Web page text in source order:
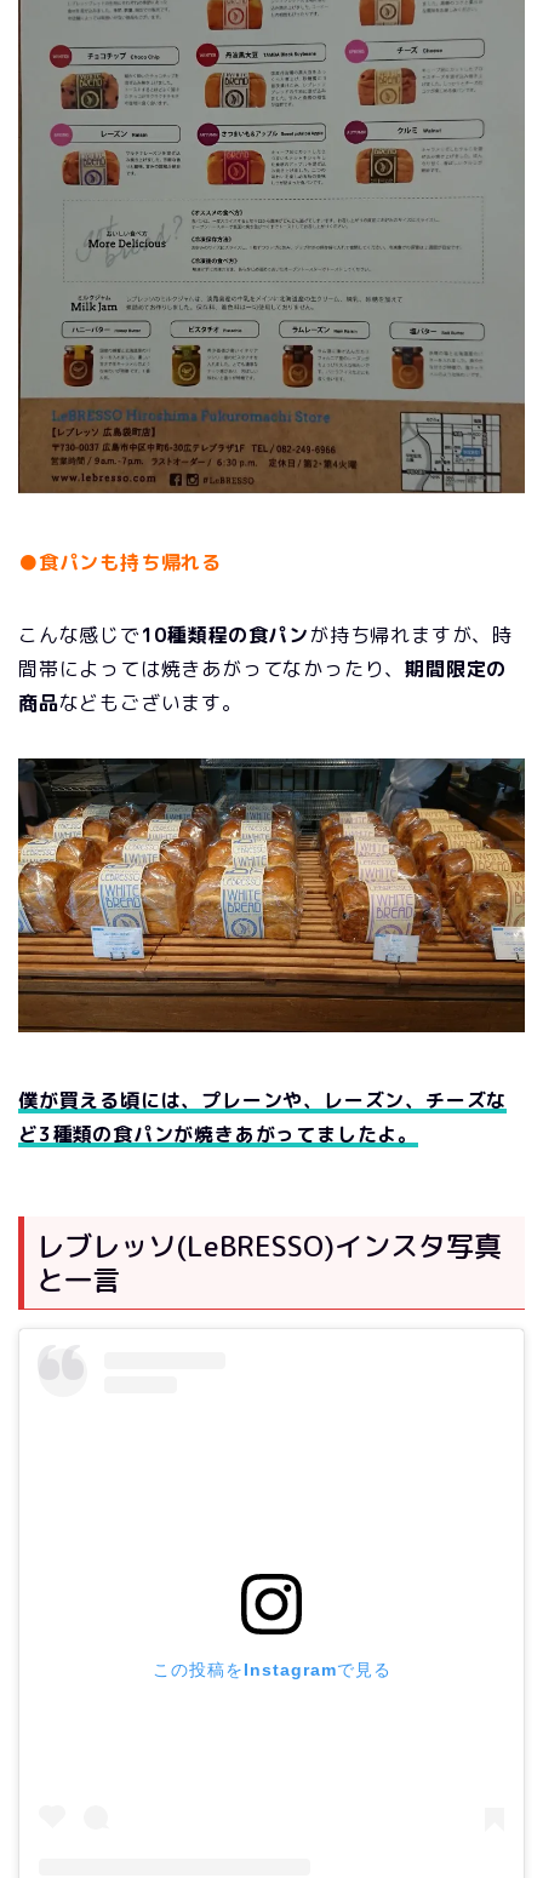
●食パンも持ち帰れる
こんな感じで10種類程の食パンが持ち帰れますが、時
間帯によっては焼きあがってなかったり、期間限定の
商品などもございます。
僕が買える頃には、プレーンや、レーズン、チーズな
ど3種類の食パンが焼きあがってましたよ。
レブレッソ(LeBRESSO)インスタ写真
と一言
この投稿をInstagramで見る